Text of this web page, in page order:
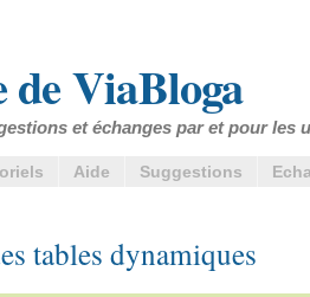
de ViaBloga
et échanges par et pour les
Aide Suggestions
tables dynamiques